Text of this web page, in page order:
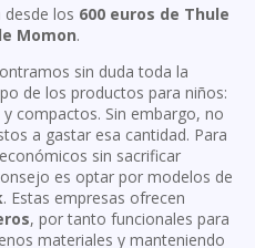
los 600 euros de Thule
Momon.
sin duda toda la
de los productos para niños:
compactos. Sin embargo, no
a gastar esa cantidad. Para
sin sacrificar
es optar por modelos de
. Estas empresas ofrecen
, por tanto funcionales para
materiales y manteniendo